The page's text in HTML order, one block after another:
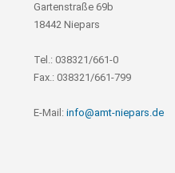
Gartenstraße 69b
18442 Niepars
Tel.: 038321/661-0
Fax.: 038321/661-799
E-Mail: info@amt-niepars.de